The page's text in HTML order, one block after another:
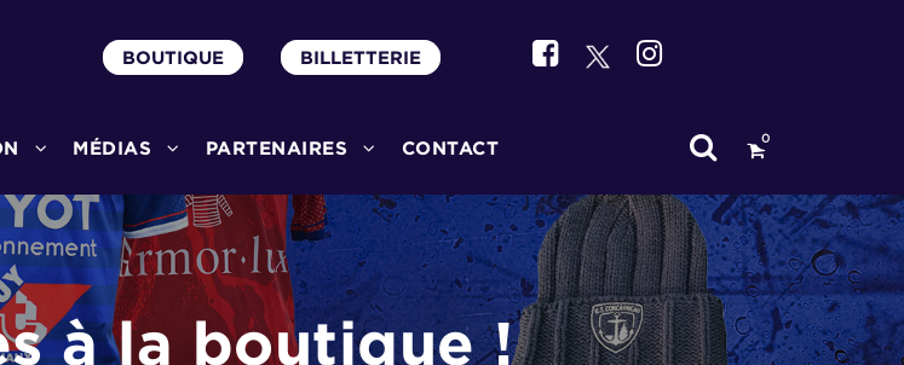
BOUTIQUE BILLETTERIE
MÉDIAS PARTENAIRES CONTACT 0
à la boutique !